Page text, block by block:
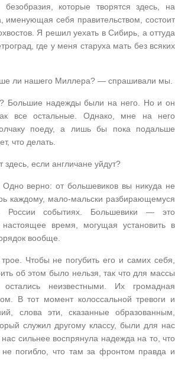
которые творятся здесь, на
именующая себя правительством, состоит
Я решил уехать в Сибирь, а оттуда
где у меня старуха мать без всяких
ли нашего Миллера? — спрашивали мы.
Большие надежды были на него. Но и он
все остальные. Однако, мне на него
поеду, а лишь бы пока подальше
что делать.
если англичане уйдут?
верно: от большевиков вы никуда не
каждому, мало-мальски разбирающемуся
событиях. Большевики — это
время, могущая установить в
вообще.
Чтобы не погубить его и самих себя,
об этом было нельзя, так что для массы
неизвестными. Их громадная
В тот момент колоссальной тревоги и
слова эти, сказанные образованным,
служил другому классу, были для нас
сильнее воспрянула надежда на то, что
не погибло, что там за фронтом правда и